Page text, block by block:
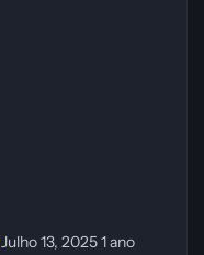
Julho 13, 20251 ano